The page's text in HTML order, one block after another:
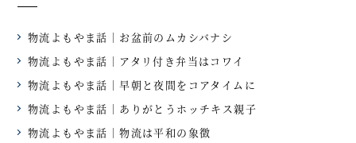
物流よもやま話｜お盆前のムカシバナシ
物流よもやま話｜アタリ付き弁当はコワイ
物流よもやま話｜早朝と夜間をコアタイムに
物流よもやま話｜ありがとうホッチキス親子
物流よもやま話｜物流は平和の象徴